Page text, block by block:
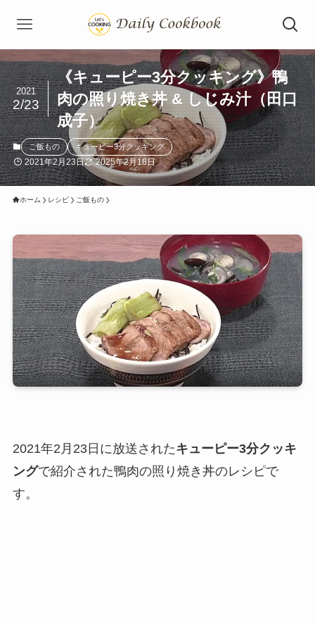
《キューピー3分クッキング》鴨
肉の照り焼き丼 & しじみ汁（田口
成子）
2021
2/23
ご飯もの キューピー3分クッキング
2021年2月23日 2025年2月18日
ホーム レシピ ご飯もの
2021年2月23日に放送されたキューピー3分クッキ
ングで紹介された鴨肉の照り焼き丼のレシピで
す。